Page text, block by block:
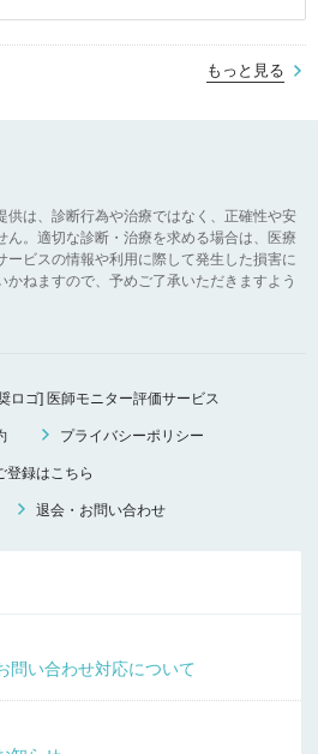
もっと見る
供は、診断行為や治療ではなく、正確性や安
ん。適切な診断・治療を求める場合は、医療
ービスの情報や利用に際して発生した損害に
ねますので、予めご了承いただきますよう
ロゴ] 医師モニター評価サービス
プライバシーポリシー
登録はこちら
退会・お問い合わせ
問い合わせ対応について